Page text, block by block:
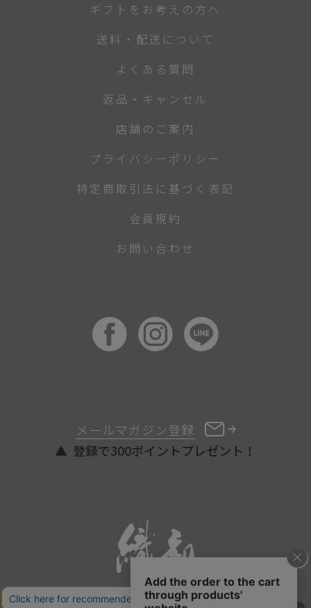
メールマガジン登録
登録で300ポイントプレゼント！
ギフトをお考えの方へ
送料・配送について
よくある質問
返品・キャンセル
店舗のご案内
プライバシーポリシー
特定商取引法に基づく表記
会員規約
お問い合わせ